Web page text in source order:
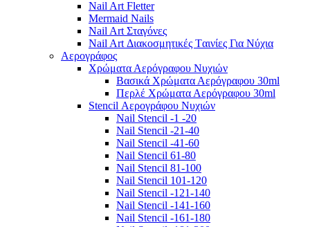
Nail Art Fletter
Mermaid Nails
Nail Art Σταγόνες
Nail Art Διακοσμητικές Tαινίες Για Νύχια
Αερογράφος
Χρώματα Αερόγραφου Νυχιών
Βασικά Χρώματα Αερόγραφου 30ml
Περλέ Χρώματα Αερόγραφου 30ml
Stencil Αερογράφου Νυχιών
Nail Stencil -1 -20
Nail Stencil -21-40
Nail Stencil -41-60
Nail Stencil 61-80
Nail Stencil 81-100
Nail Stencil 101-120
Nail Stencil -121-140
Nail Stencil -141-160
Nail Stencil -161-180